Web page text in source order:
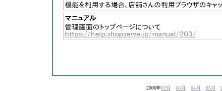
機能を利用する場合、店舗さんの利用ブラウザのキャ
マニュアル
管理画面のトップページについて
https://help.shopserve.jp/manual/203/
2006年02月 03月 04月 05月